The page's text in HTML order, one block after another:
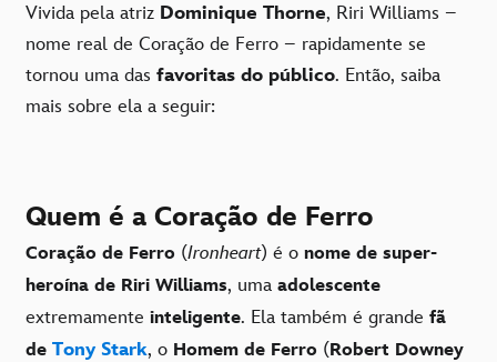
Vivida pela atriz Dominique Thorne, Riri Williams –
nome real de Coração de Ferro – rapidamente se
tornou uma das favoritas do público. Então, saiba
mais sobre ela a seguir:
Quem é a Coração de Ferro
Coração de Ferro (Ironheart) é o nome de super-
heroína de Riri Williams, uma adolescente
extremamente inteligente. Ela também é grande fã
de Tony Stark, o Homem de Ferro (Robert Downey